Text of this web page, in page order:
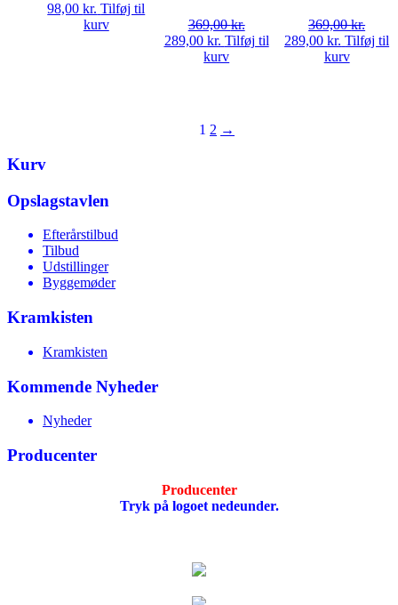
98,00kr. Tilføj til
kurv
369,00kr.
Den
oprindelige
289,00 kr.Den
aktuelle
Tilføj til
kurv
369,00kr.
Den
oprindelige
289,00kr. Den
aktuelle
Tilføj til
kurv
1 2 →
Kurv
Opslagstavlen
Efterårstilbud
Tilbud
Udstillinger
Byggemøder
Kramkisten
Kramkisten
Kommende Nyheder
Nyheder
Producenter
Producenter
Tryk på logoet nedeunder.